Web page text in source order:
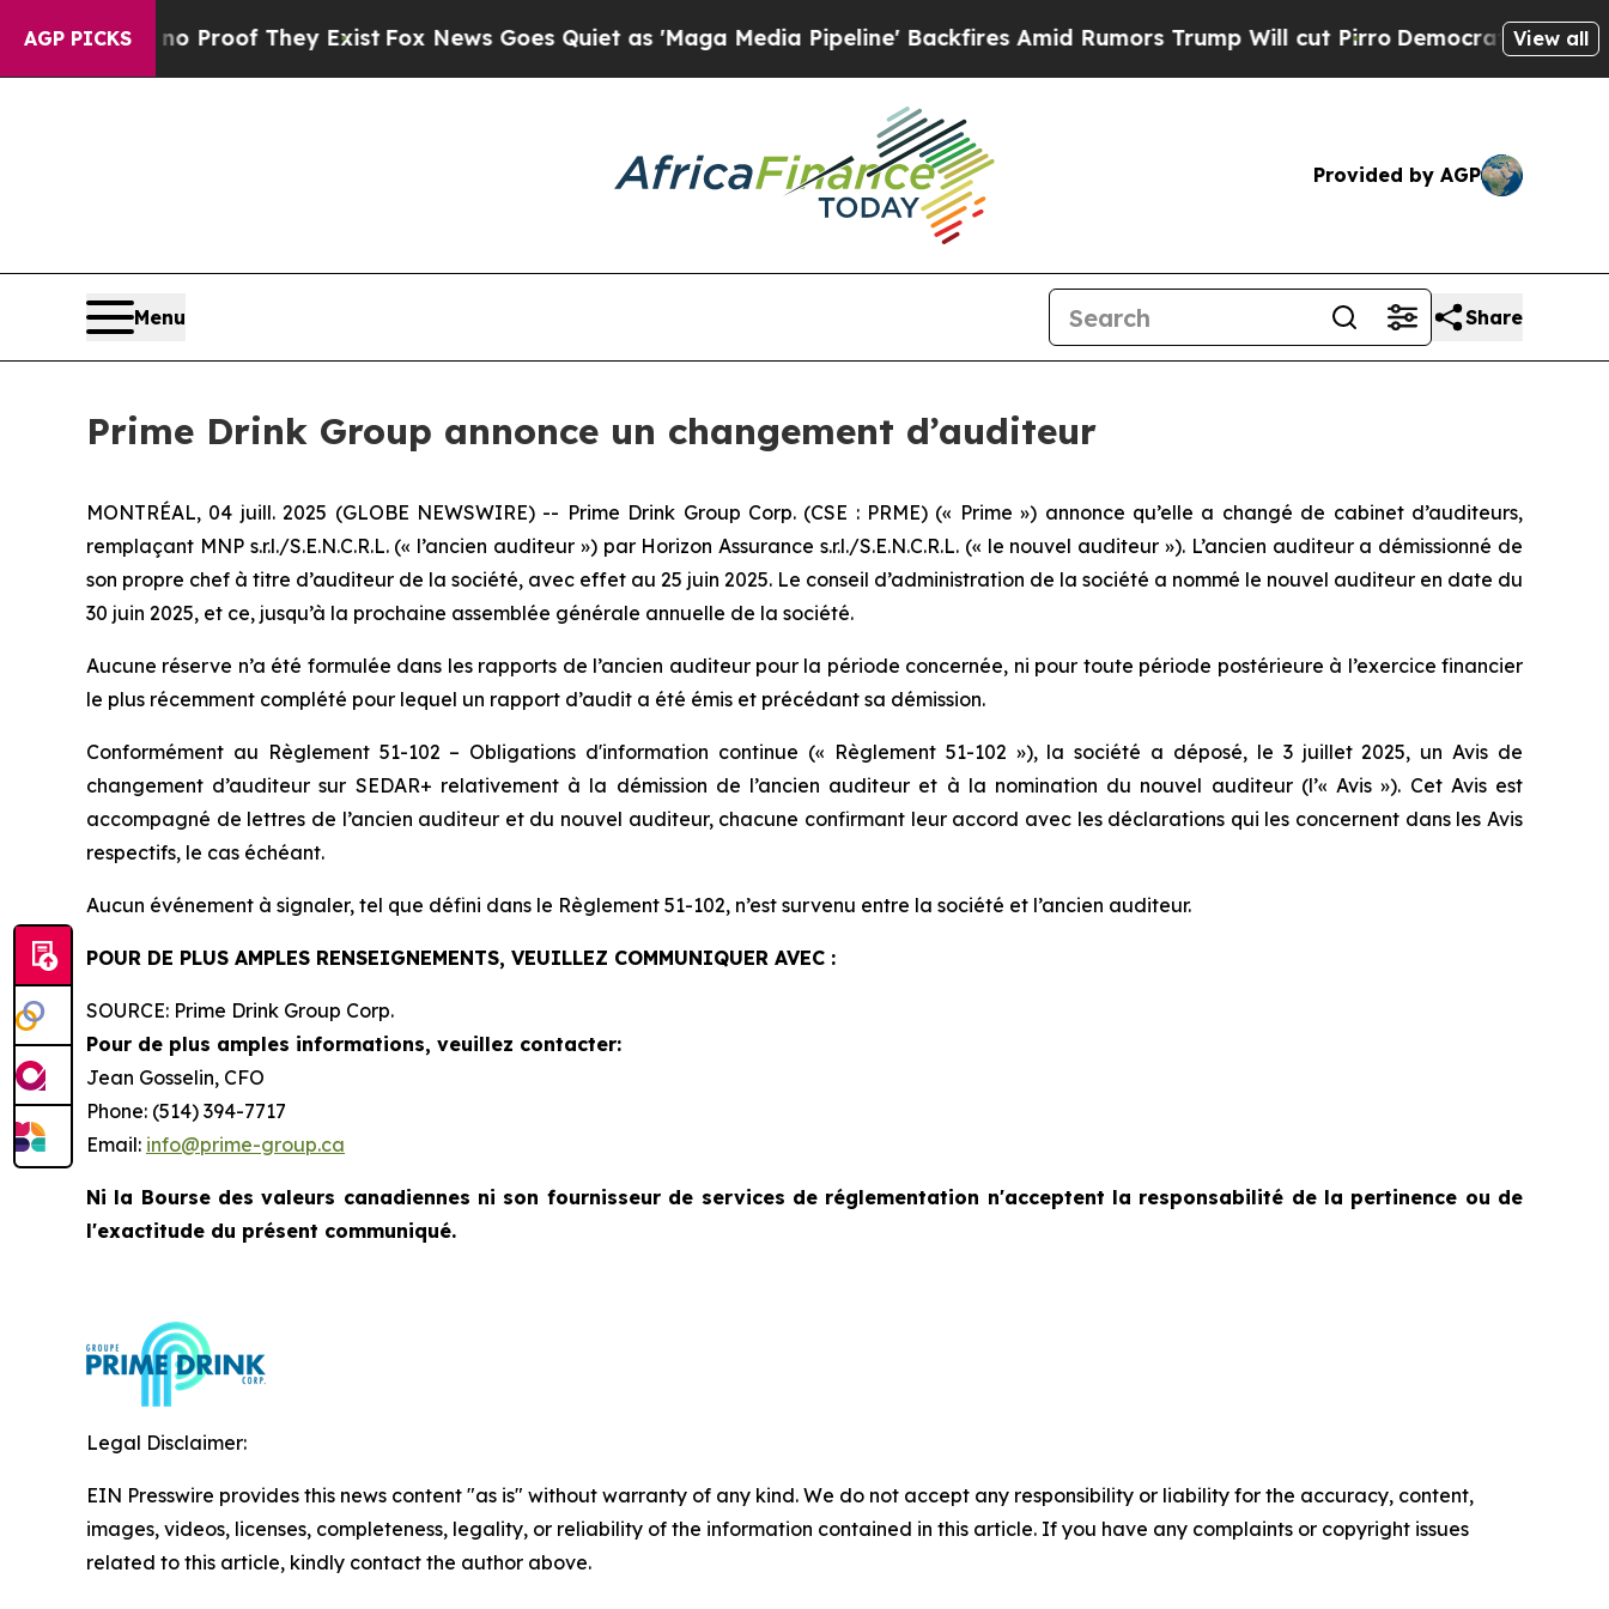
AGP PICKS
Offers no Proof They ExistFox News Goes Quiet as 'Maga Media Pipeline' Backfires Amid Rumors Trump Will cut PirroDemocratic Socialists of
View all
Provided by AGP
Menu Share
Prime Drink Group annonce un changement d’auditeur
MONTRÉAL, 04 juill. 2025 (GLOBE NEWSWIRE) -- Prime Drink Group Corp. (CSE : PRME) (« Prime ») annonce qu’elle a changé de cabinet d’auditeurs,
remplaçant MNP s.r.l./S.E.N.C.R.L. (« l’ancien auditeur ») par Horizon Assurance s.r.l./S.E.N.C.R.L. (« le nouvel auditeur »). L’ancien auditeur a démissionné de
son propre chef à titre d’auditeur de la société, avec effet au 25 juin 2025. Le conseil d’administration de la société a nommé le nouvel auditeur en date du
30 juin 2025, et ce, jusqu’à la prochaine assemblée générale annuelle de la société.
Aucune réserve n’a été formulée dans les rapports de l’ancien auditeur pour la période concernée, ni pour toute période postérieure à l’exercice financier
le plus récemment complété pour lequel un rapport d’audit a été émis et précédant sa démission.
Conformément au Règlement 51-102 – Obligations d'information continue (« Règlement 51-102 »), la société a déposé, le 3 juillet 2025, un Avis de
changement d’auditeur sur SEDAR+ relativement à la démission de l’ancien auditeur et à la nomination du nouvel auditeur (l’« Avis »). Cet Avis est
accompagné de lettres de l’ancien auditeur et du nouvel auditeur, chacune confirmant leur accord avec les déclarations qui les concernent dans les Avis
respectifs, le cas échéant.
Aucun événement à signaler, tel que défini dans le Règlement 51-102, n’est survenu entre la société et l’ancien auditeur.
POUR DE PLUS AMPLES RENSEIGNEMENTS, VEUILLEZ COMMUNIQUER AVEC :
SOURCE: Prime Drink Group Corp.
Pour de plus amples informations, veuillez contacter:
Jean Gosselin, CFO
Phone: (514) 394-7717
Email: info@prime-group.ca
Ni la Bourse des valeurs canadiennes ni son fournisseur de services de réglementation n'acceptent la responsabilité de la pertinence ou de
l'exactitude du présent communiqué.
Legal Disclaimer:
EIN Presswire provides this news content "as is" without warranty of any kind. We do not accept any responsibility or liability for the accuracy, content,
images, videos, licenses, completeness, legality, or reliability of the information contained in this article. If you have any complaints or copyright issues
related to this article, kindly contact the author above.